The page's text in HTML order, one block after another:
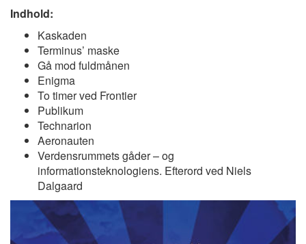
Indhold:
Kaskaden
Terminus’ maske
Gå mod fuldmånen
Enigma
To timer ved Frontier
Publikum
Technarion
Aeronauten
Verdensrummets gåder – og
informationsteknologiens. Efterord ved Niels
Dalgaard